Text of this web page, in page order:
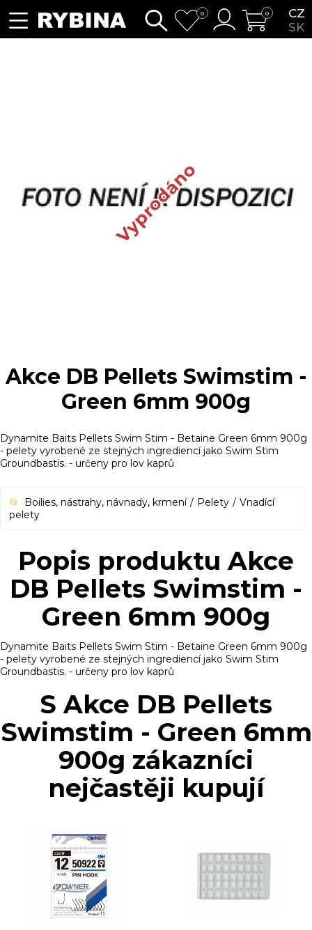
CZ
SK
0 0
Vyprodáno
Akce DB Pellets Swimstim -
Green 6mm 900g
Dynamite Baits Pellets Swim Stim - Betaine Green 6mm 900g
- pelety vyrobené ze stejných ingrediencí jako Swim Stim
Groundbastis. - určeny pro lov kaprů
Boilies, nástrahy, návnady, krmení Pelety
Vnadící
pelety
Popis produktu Akce
DB Pellets Swimstim -
Green 6mm 900g
Dynamite Baits Pellets Swim Stim - Betaine Green 6mm 900g
- pelety vyrobené ze stejných ingrediencí jako Swim Stim
Groundbastis. - určeny pro lov kaprů
S Akce DB Pellets
Swimstim - Green 6mm
900g zákazníci
nejčastěji kupují